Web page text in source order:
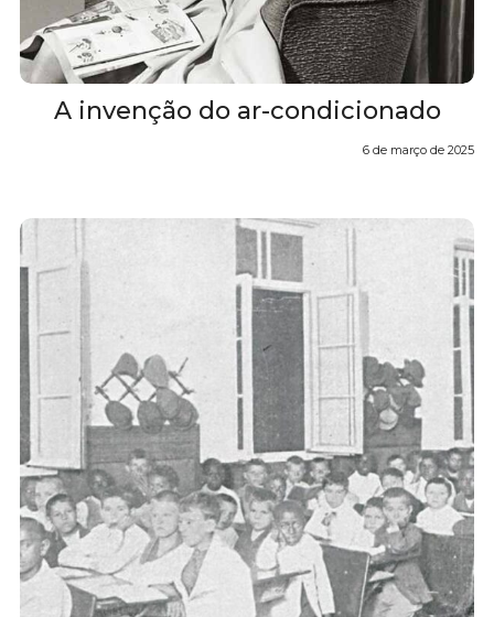
A invenção do ar-condicionado
6 de março de 2025